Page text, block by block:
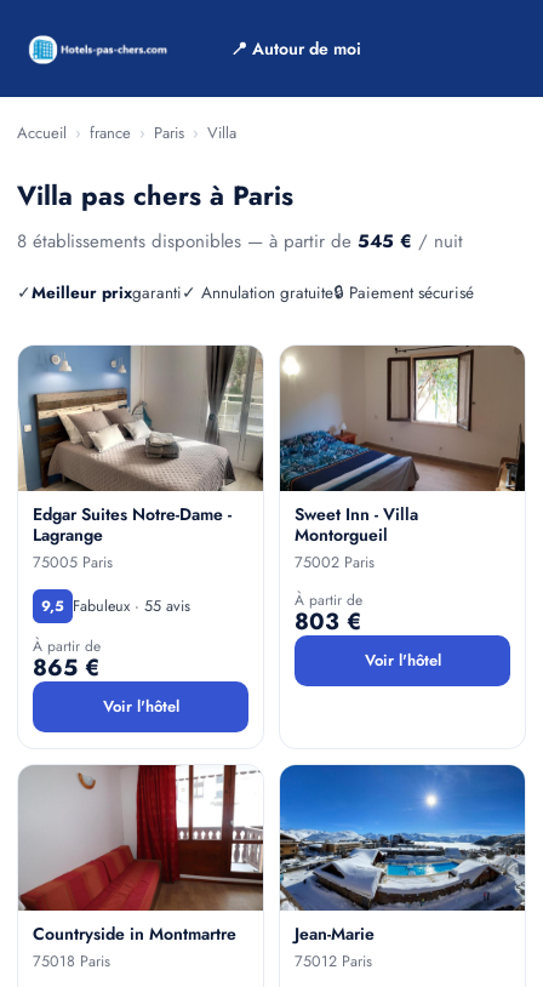
📍 Autour de moi
Accueil › france › Paris › Villa
Villa pas chers à Paris
8 établissements disponibles — à partir de 545 € / nuit
✓Meilleur prixgaranti✓ Annulation gratuite🔒 Paiement sécurisé
Edgar Suites Notre-Dame -
Lagrange
75005 Paris
9,5 Fabuleux · 55 avis
À partir de
865 €
Voir l'hôtel
Sweet Inn - Villa
Montorgueil
75002 Paris
À partir de
803 €
Voir l'hôtel
Countryside in Montmartre
75018 Paris
Jean-Marie
75012 Paris